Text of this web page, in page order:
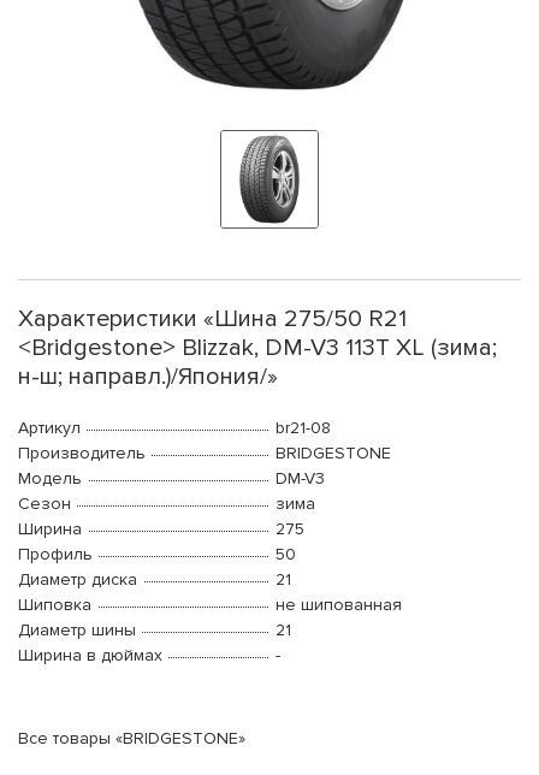
Характеристики «Шина 275/50 R21
<Bridgestone> Blizzak, DM-V3 113T XL (зима;
н-ш; направл.)/Япония/»
Артикул
br21-08
Производитель
BRIDGESTONE
Модель
DM-V3
Сезон
зима
Ширина
275
Профиль
50
Диаметр диска
21
Шиповка
не шипованная
Диаметр шины
21
Ширина в дюймах
-
Все товары «BRIDGESTONE»